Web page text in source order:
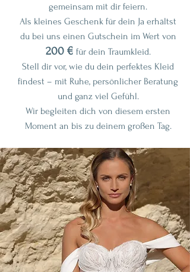
gemeinsam mit dir feiern.
Als kleines Geschenk für dein Ja erhältst
du bei uns einen Gutschein im Wert von
200 € für dein Traumkleid.
Stell dir vor, wie du dein perfektes Kleid
findest – mit Ruhe, persönlicher Beratung
und ganz viel Gefühl.
Wir begleiten dich von diesem ersten
Moment an bis zu deinem großen Tag.
🎁 Gutscheincode: YES2025